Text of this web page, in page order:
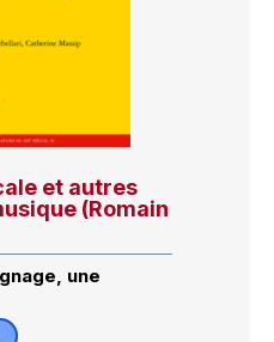
et autres
(Romain
une